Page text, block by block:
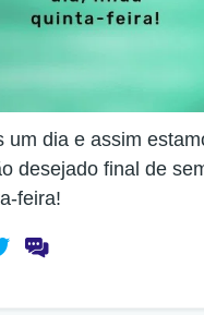
um dia e assim
desejado final de
feira!